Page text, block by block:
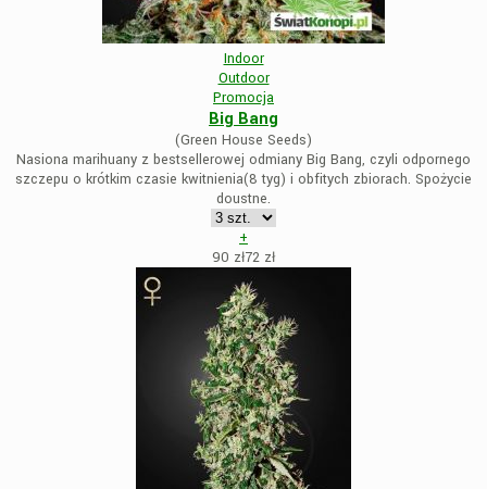
Indoor
Outdoor
Promocja
Big Bang
(Green House Seeds)
Nasiona marihuany z bestsellerowej odmiany Big Bang, czyli odpornego
szczepu o krótkim czasie kwitnienia(8 tyg) i obfitych zbiorach. Spożycie
doustne.
+
90 zł72 zł